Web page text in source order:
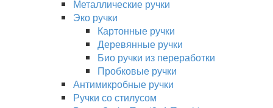
Металлические ручки
Эко ручки
Картонные ручки
Деревянные ручки
Био ручки из переработки
Пробковые ручки
Антимикробные ручки
Ручки со стилусом